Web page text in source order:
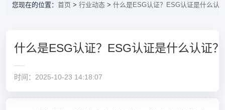
您现在的位置： 首页 > 行业动态 > 什么是ESG认证？ESG认证是什么认
什么是ESG认证？ESG认证是什么认证？
时间：2025-10-23 14:18:07